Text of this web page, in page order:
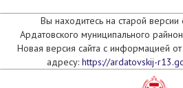
Вы находитесь на старой версии
Ардатовского муниципального
Новая версия сайта с информацией
адресу: https://ardatovskij-